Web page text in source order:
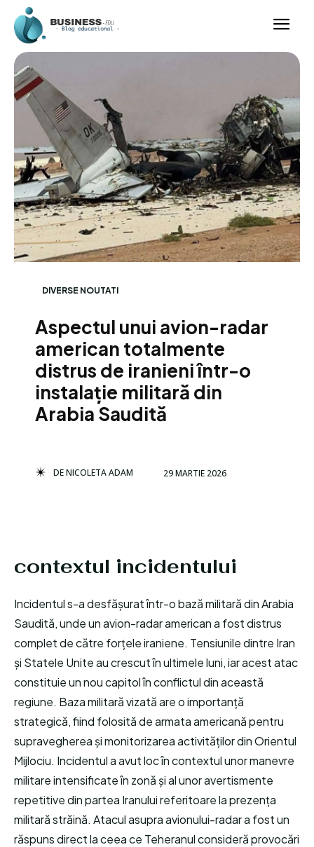
DIVERSE NOUTATI
Aspectul unui avion-radar
american totalmente
distrus de iranieni într-o
instalație militară din
Arabia Saudită
DENICOLETA ADAM 29 MARTIE 2026
contextul incidentului
Incidentul s-a desfășurat într-o bază militară din Arabia
Saudită, unde un avion-radar american a fost distrus
complet de către forțele iraniene. Tensiunile dintre Iran
și Statele Unite au crescut în ultimele luni, iar acest atac
constituie un nou capitol în conflictul din această
regiune. Baza militară vizată are o importanță
strategică, fiind folosită de armata americană pentru
supravegherea și monitorizarea activităților din Orientul
Mijlociu. Incidentul a avut loc în contextul unor manevre
militare intensificate în zonă și al unor avertismente
repetitive din partea Iranului referitoare la prezența
militară străină. Atacul asupra avionului-radar a fost un
răspuns direct la ceea ce Teheranul consideră provocări